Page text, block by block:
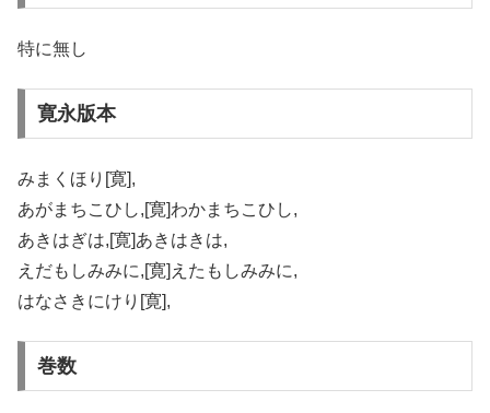
特に無し
寛永版本
みまくほり[寛],
あがまちこひし,[寛]わかまちこひし,
あきはぎは,[寛]あきはきは,
えだもしみみに,[寛]えたもしみみに,
はなさきにけり[寛],
巻数